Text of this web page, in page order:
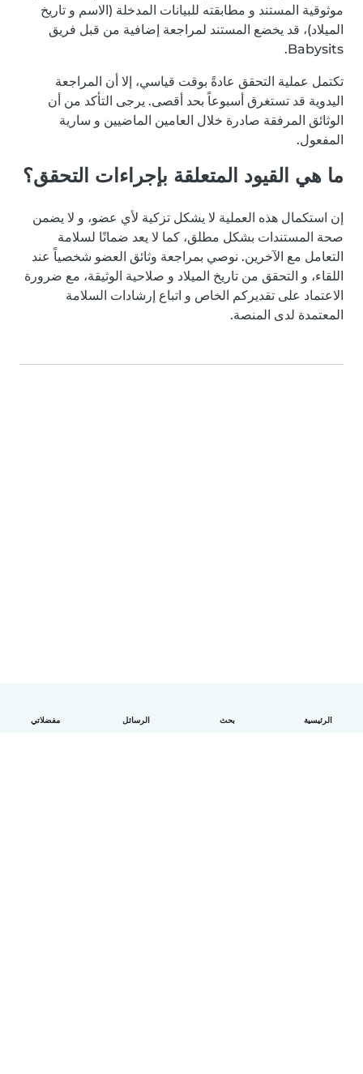
الرئيسية بحث الرسائل مفضلاتي
موثوقية المستند و مطابقته للبيانات المدخلة (الاسم و تاريخ
الميلاد)، قد يخضع المستند لمراجعة إضافية من قبل فريق
Babysits.
تكتمل عملية التحقق عادةً بوقت قياسي، إلا أن المراجعة
اليدوية قد تستغرق أسبوعاً بحد أقصى. يرجى التأكد من أن
الوثائق المرفقة صادرة خلال العامين الماضيين و سارية
المفعول.
ما هي القيود المتعلقة بإجراءات التحقق؟
إن استكمال هذه العملية لا يشكل تزكية لأي عضو، و لا يضمن
صحة المستندات بشكل مطلق، كما لا يعد ضمانًا لسلامة
التعامل مع الآخرين. نوصي بمراجعة وثائق العضو شخصياً عند
اللقاء، و التحقق من تاريخ الميلاد و صلاحية الوثيقة، مع ضرورة
الاعتماد على تقديركم الخاص و اتباع إرشادات السلامة
المعتمدة لدى المنصة.